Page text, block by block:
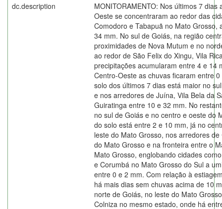
dc.description
MONITORAMENTO: Nos últimos 7 dias
Oeste se concentraram ao redor das
Comodoro e Tabapuã no Mato Grosso,
34 mm. No sul de Goiás, na região
proximidades de Nova Mutum e no
ao redor de São Felix do Xingu, Vila
precipitações acumularam entre 4 e 14
Centro-Oeste as chuvas ficaram entre
solo dos últimos 7 dias está maior no
e nos arredores de Juína, Vila Bela da
Guiratinga entre 10 e 32 mm. No
no sul de Goiás e no centro e oeste do
do solo está entre 2 e 10 mm, já no
leste do Mato Grosso, nos arredores
do Mato Grosso e na fronteira entre o
Mato Grosso, englobando cidades
e Corumbá no Mato Grosso do Sul a
entre 0 e 2 mm. Com relação à
há mais dias sem chuvas acima de 10
norte de Goiás, no leste do Mato
Colniza no mesmo estado, onde há